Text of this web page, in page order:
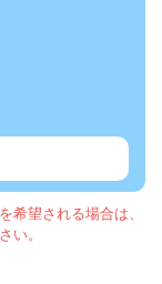
希望される場合は、
い。